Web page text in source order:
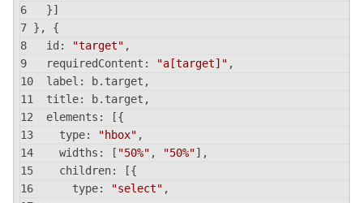
  }]
}, {
id : "target" ,
requiredContent : "a[target]" ,
label : b.target,
title: b.target,
elements : [{
type: "hbox" ,
widths : [ "50%" , "50%"],
children: [{
type: "select" ,